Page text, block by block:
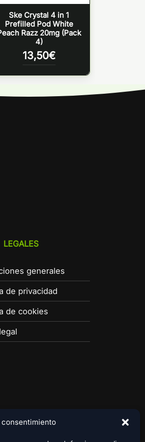
consentimiento
Ske Crystal 4 in 1
Prefilled Pod White
Razz 20mg (Pack
4)
13,50€
generales
de privacidad
de cookies